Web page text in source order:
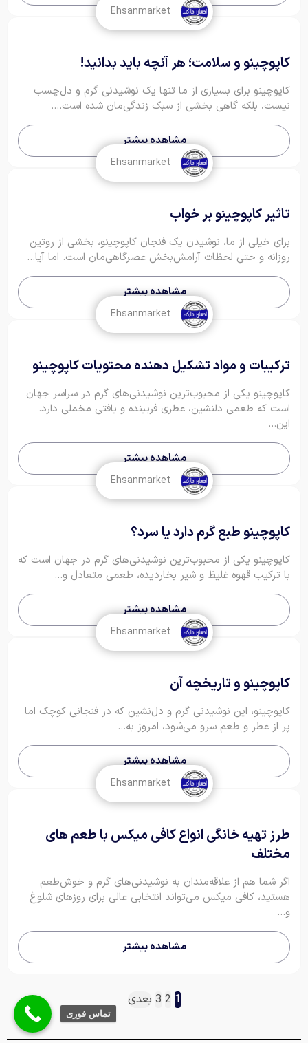
Ehsanmarket
کاپوچینو و سلامت؛ هر آنچه باید بدانید!
کاپوچینو برای بسیاری از ما تنها یک نوشیدنی گرم و دل‌چسب
نیست، بلکه گاهی بخشی از سبک زندگی‌مان شده است....
مشاهده بیشتر
Ehsanmarket
تاثیر کاپوچینو بر خواب
برای خیلی از ما، نوشیدن یک فنجان کاپوچینو، بخشی از روتین
روزانه و حتی لحظات آرامش‌بخش عصرگاهی‌مان است. اما آیا...
مشاهده بیشتر
Ehsanmarket
ترکیبات و مواد تشکیل دهنده محتویات کاپوچینو
کاپوچینو یکی از محبوب‌ترین نوشیدنی‌های گرم در سراسر جهان
است که طعمی دلنشین، عطری فریبنده و بافتی مخملی دارد.
این...
مشاهده بیشتر
Ehsanmarket
کاپوچینو طبع گرم دارد یا سرد؟
کاپوچینو یکی از محبوب‌ترین نوشیدنی‌های گرم در جهان است که
با ترکیب قهوه غلیظ و شیر بخار‌دیده، طعمی متعادل و...
مشاهده بیشتر
Ehsanmarket
کاپوچینو و تاریخچه آن
کاپوچینو، این نوشیدنی گرم و دل‌نشین که در فنجانی کوچک اما
پر از عطر و طعم سرو می‌شود، امروز به...
مشاهده بیشتر
Ehsanmarket
طرز تهیه خانگی انواع کافی میکس با طعم های
مختلف
اگر شما هم از علاقه‌مندان به نوشیدنی‌های گرم و خوش‌طعم
هستید، کافی میکس می‌تواند انتخابی عالی برای روزهای شلوغ
و...
مشاهده بیشتر
1
2
3 بعدی
تماس فوری